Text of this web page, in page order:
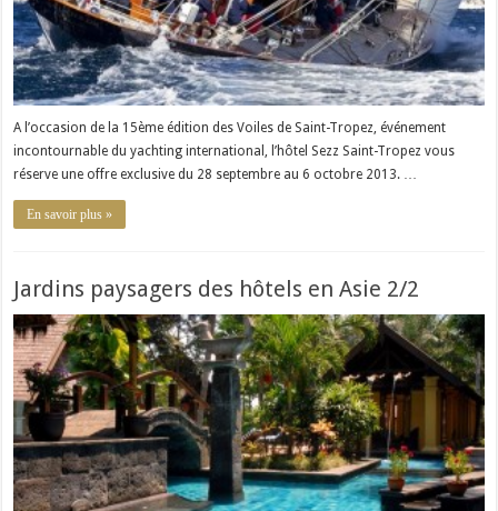
A l’occasion de la 15ème édition des Voiles de Saint-Tropez, événement
incontournable du yachting international, l’hôtel Sezz Saint-Tropez vous
réserve une offre exclusive du 28 septembre au 6 octobre 2013. …
En savoir plus »
Jardins paysagers des hôtels en Asie 2/2